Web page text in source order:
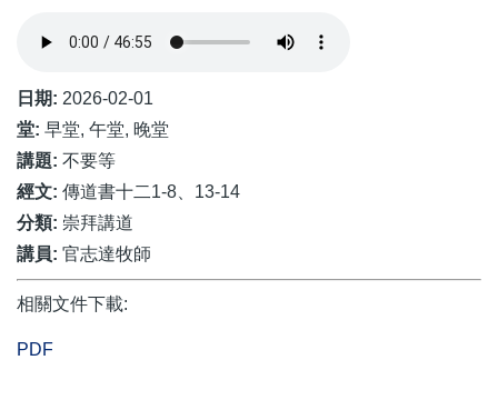
連
日期: 2026-02-01
堂: 早堂, 午堂, 晚堂
講題: 不要等
經文: 傳道書十二1-8、13-14
分類: 崇拜講道
講員: 官志達牧師
相關文件下載:
PDF